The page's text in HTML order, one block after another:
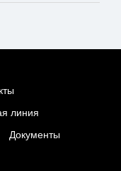
линия
Документы